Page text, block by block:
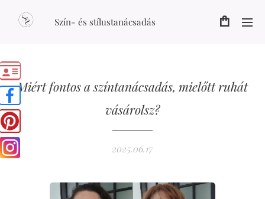
Szín- és stílustanácsadás
Miért fontos a színtanácsadás, mielőtt ruhát
vásárolsz?
2025.06.17